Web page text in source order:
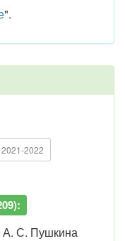
".
2021-2022
А. С. Пушкина